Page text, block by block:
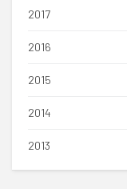
2017
2016
2015
2014
2013